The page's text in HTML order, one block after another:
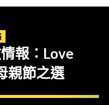
情報：Love
親節之選